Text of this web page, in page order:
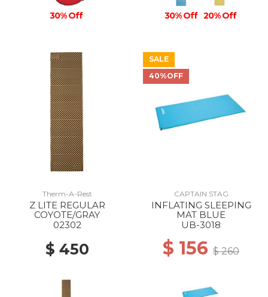
30% Off 30% Off 20% Off
Therm-A-Rest
Z LITE REGULAR
COYOTE/GRAY
02302
$ 450
SALE
40%OFF
CAPTAIN STAG
INFLATING SLEEPING
MAT BLUE
UB-3018
$ 156 $ 260